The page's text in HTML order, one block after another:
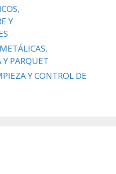
Y
PARQUET
Y CONTROL DE